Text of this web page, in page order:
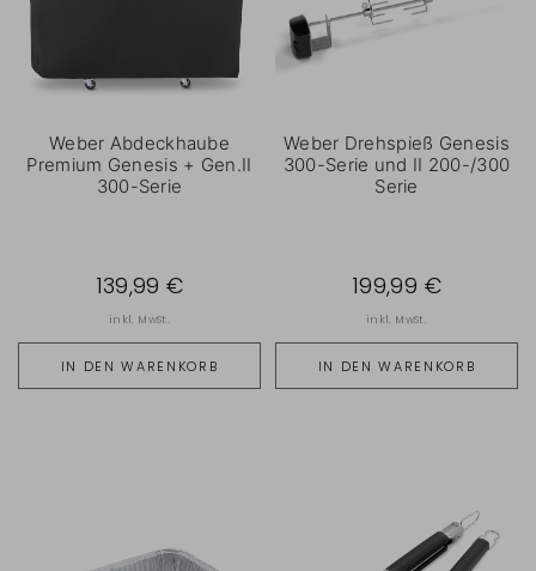
Weber Abdeckhaube
Premium Genesis + Gen.II
300-Serie
IN DEN WARENKORB
139,99 €
inkl. MwSt.
Weber Drehspieß Genesis
300-Serie und II 200-/300
Serie
IN DEN WARENKORB
199,99 €
inkl. MwSt.